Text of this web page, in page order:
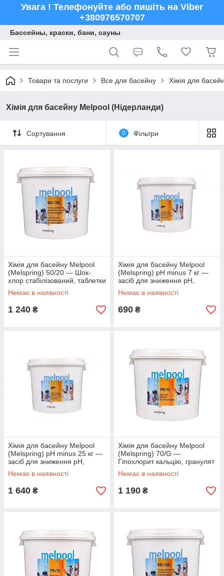
Увага ! Телефонуйте або пишіть на Viber
+380976570707
Бассейны, краски, бани, сауны
Товари та послуги Все для басейну Хімія для
Хімія для басейну Melpool (Нідерланди)
Сортування 0 Фільтри
Хімія для басейну Melpool
(Melspring) 50/20 — Шок-
хлор стабілізований, таблетки
по 20 г 5 кг
Немає в наявності
1 240 ₴
Хімія для басейну Melpool
(Melspring) pH minus 7 кг —
засіб для зниження pH,
гранулят
Немає в наявності
690 ₴
Хімія для басейну Melpool
(Melspring) pH minus 25 кг —
засіб для зниження pH,
гранулят
Немає в наявності
1 640 ₴
Хімія для басейну Melpool
(Melspring) 70/G —
Гіпохлорит кальцію, гранулят
5 кг
Немає в наявності
1 190 ₴